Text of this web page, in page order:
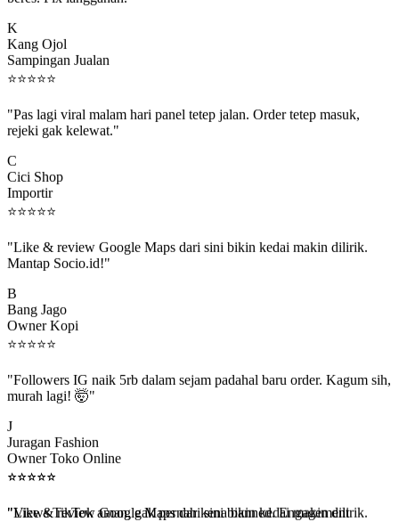
Kang Ojol
Sampingan Jualan
⭐⭐⭐⭐⭐
rejeki gak kelewat."
Cici Shop
Importir
⭐⭐⭐⭐⭐
Mantap Socio.id!"
Bang Jago
Owner Kopi
⭐⭐⭐⭐ ⭐
murah lagi! 🤯"
Juragan Fashion
Owner Toko Online
⭐⭐⭐⭐ ⭐
beneran naik, algoritma suka."